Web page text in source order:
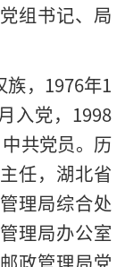
组书记、局
族，1976年1
入党，1998
共党员。历
任，湖北省
理局综合处
理局办公室